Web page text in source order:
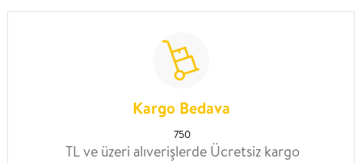
Kargo Bedava
750
TL ve üzeri alıverişlerde Ücretsiz kargo